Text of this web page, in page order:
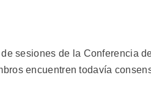
sesiones de la Conferencia
encuentren todavía